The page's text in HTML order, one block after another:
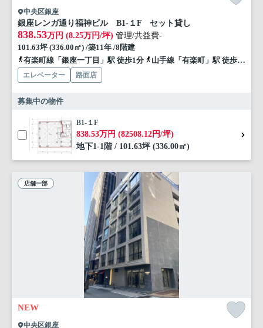
中央区銀座
銀座レンガ通り福神ビル B1-１F セット貸し
838.53万円 (8.25万円/坪) 管理/共益費-
101.63坪 (336.00㎡) /築11年 /8階建
有楽町線「銀座一丁目」駅 徒歩1分
山手線「有楽町」駅 徒歩4分
エレベーター 路面店
募集中の物件
B1-１F
838.53万円 (82508.12円/坪)
地下1-1階 / 101.63坪 (336.00㎡)
店舗一部
NEW
中央区銀座